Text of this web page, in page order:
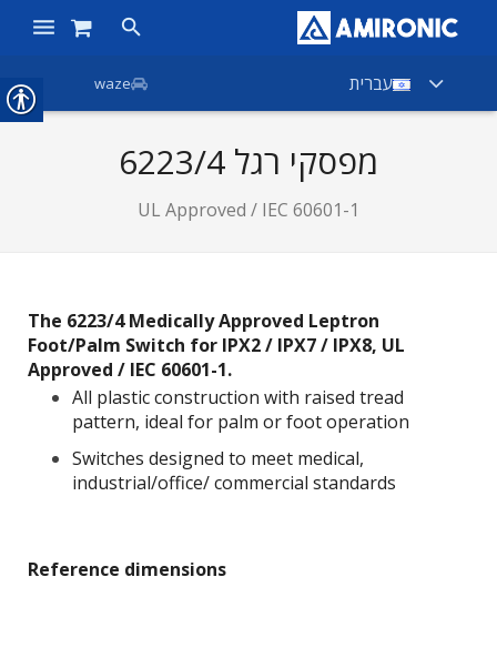
ראשי
חדשות
צור קשר
עברית waze
מפסקי רגל 6223/4
UL Approved / IEC 60601-1
The 6223/4 Medically Approved Leptron
Foot/Palm Switch for IPX2 / IPX7 / IPX8, UL
Approved / IEC 60601-1.
All plastic construction with raised tread
pattern, ideal for palm or foot operation
Switches designed to meet medical,
industrial/office/ commercial standards
Reference dimensions